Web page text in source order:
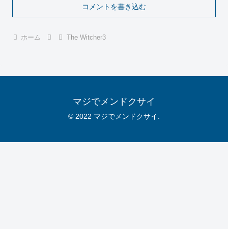
コメントを書き込む
ホーム The Witcher3
マジでメンドクサイ
© 2022 マジでメンドクサイ.